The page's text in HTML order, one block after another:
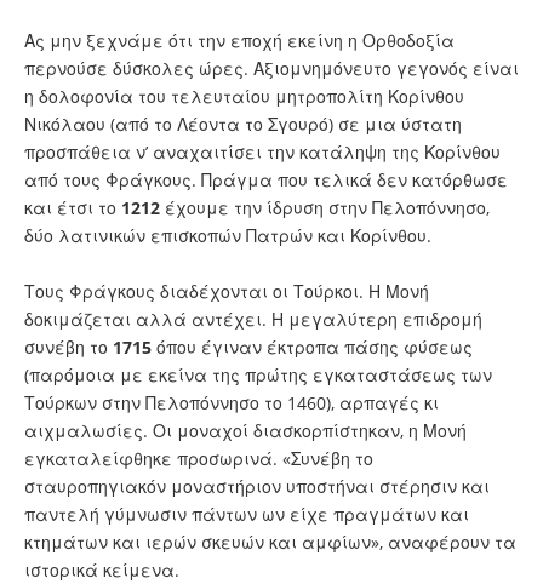
Ας μην ξεχνάμε ότι την εποχή εκείνη η Ορθοδοξία
περνούσε δύσκολες ώρες. Αξιομνημόνευτο γεγονός είναι
η δολοφονία του τελευταίου μητροπολίτη Κορίνθου
Νικόλαου (από το Λέοντα το Σγουρό) σε μια ύστατη
προσπάθεια ν’ αναχαιτίσει την κατάληψη της Κορίνθου
από τους Φράγκους. Πράγμα που τελικά δεν κατόρθωσε
και έτσι το 1212 έχουμε την ίδρυση στην Πελοπόννησο,
δύο λατινικών επισκοπών Πατρών και Κορίνθου.
Τους Φράγκους διαδέχονται οι Τούρκοι. Η Μονή
δοκιμάζεται αλλά αντέχει. Η μεγαλύτερη επιδρομή
συνέβη το 1715 όπου έγιναν έκτροπα πάσης φύσεως
(παρόμοια με εκείνα της πρώτης εγκαταστάσεως των
Τούρκων στην Πελοπόννησο το 1460), αρπαγές κι
αιχμαλωσίες. Οι μοναχοί διασκορπίστηκαν, η Μονή
εγκαταλείφθηκε προσωρινά. «Συνέβη το
σταυροπηγιακόν μοναστήριον υποστήναι στέρησιν και
παντελή γύμνωσιν πάντων ων είχε πραγμάτων και
κτημάτων και ιερών σκευών και αμφίων», αναφέρουν τα
ιστορικά κείμενα.